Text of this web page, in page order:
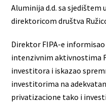
Aluminija d.d. sa sjedištem
direktoricom društva
Direktor FIPA-e
intenzivnim aktivnostima
investitora i iskazao
investitorima na
privatizacione tako i